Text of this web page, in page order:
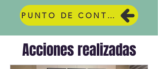
PUNTO DE CONTACTO
Acciones realizadas